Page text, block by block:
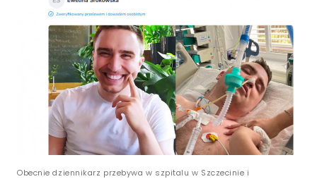
Obecnie dziennikarz przebywa w szpitalu w Szczecinie i